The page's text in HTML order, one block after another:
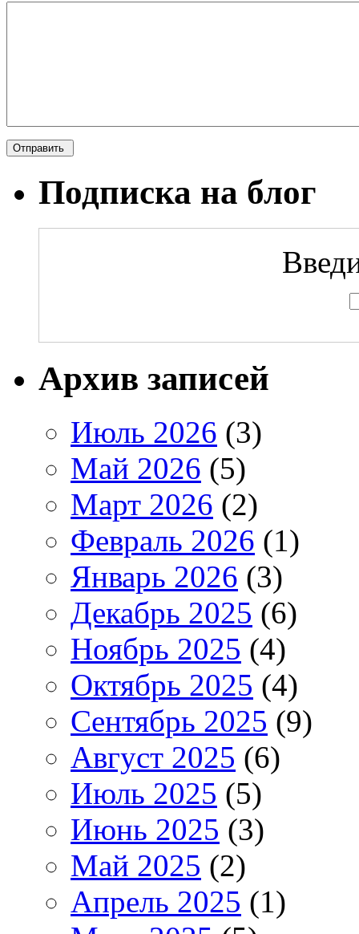
Подписка на блог
Архив записей
Июль 2026 (3)
Май 2026 (5)
Март 2026 (2)
Февраль 2026 (1)
Январь 2026 (3)
Декабрь 2025 (6)
Ноябрь 2025 (4)
Октябрь 2025 (4)
Сентябрь 2025 (9)
Август 2025 (6)
Июль 2025 (5)
Июнь 2025 (3)
Май 2025 (2)
Апрель 2025 (1)